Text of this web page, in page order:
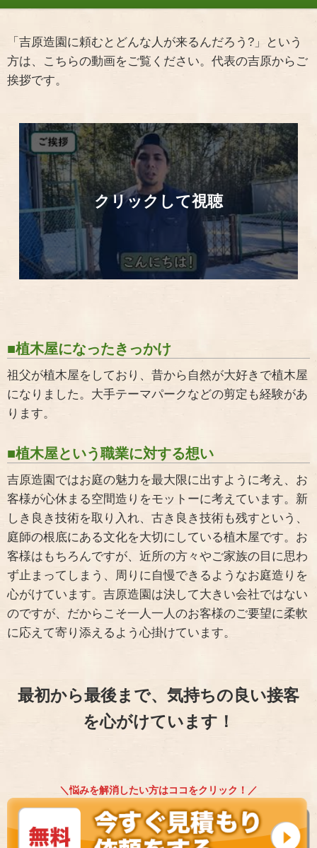
「吉原造園に頼むとどんな人が来るんだろう?」という
方は、こちらの動画をご覧ください。代表の吉原からご
挨拶です。
■植木屋になったきっかけ
祖父が植木屋をしており、昔から自然が大好きで植木屋
になりました。大手テーマパークなどの剪定も経験があ
ります。
■植木屋という職業に対する想い
吉原造園ではお庭の魅力を最大限に出すように考え、お
客様が心休まる空間造りをモットーに考えています。新
しき良き技術を取り入れ、古き良き技術も残すという、
庭師の根底にある文化を大切にしている植木屋です。お
客様はもちろんですが、近所の方々やご家族の目に思わ
ず止まってしまう、周りに自慢できるようなお庭造りを
心がけています。吉原造園は決して大きい会社ではない
のですが、だからこそ一人一人のお客様のご要望に柔軟
に応えて寄り添えるよう心掛けています。
最初から最後まで、気持ちの良い接客
を心がけています！
＼悩みを解消したい方はココをクリック！／